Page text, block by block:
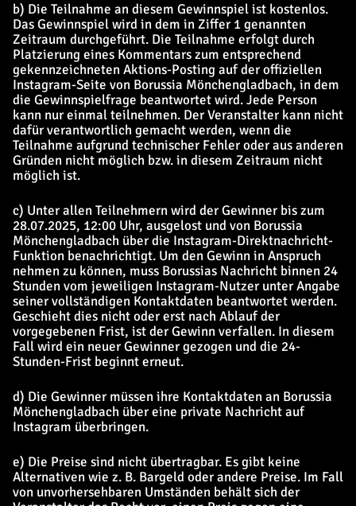
b) Die Teilnahme an diesem Gewinnspiel ist kostenlos.
Das Gewinnspiel wird in dem in Ziffer 1 genannten
Zeitraum durchgeführt. Die Teilnahme erfolgt durch
Platzierung eines Kommentars zum entsprechend
gekennzeichneten Aktions-Posting auf der offiziellen
Instagram-Seite von Borussia Mönchengladbach, in dem
die Gewinnspielfrage beantwortet wird. Jede Person
kann nur einmal teilnehmen. Der Veranstalter kann nicht
dafür verantwortlich gemacht werden, wenn die
Teilnahme aufgrund technischer Fehler oder aus anderen
Gründen nicht möglich bzw. in diesem Zeitraum nicht
möglich ist.
c) Unter allen Teilnehmern wird der Gewinner bis zum
28.07.2025, 12:00 Uhr, ausgelost und von Borussia
Mönchengladbach über die Instagram-Direktnachricht-
Funktion benachrichtigt. Um den Gewinn in Anspruch
nehmen zu können, muss Borussias Nachricht binnen 24
Stunden vom jeweiligen Instagram-Nutzer unter Angabe
seiner vollständigen Kontaktdaten beantwortet werden.
Geschieht dies nicht oder erst nach Ablauf der
vorgegebenen Frist, ist der Gewinn verfallen. In diesem
Fall wird ein neuer Gewinner gezogen und die 24-
Stunden-Frist beginnt erneut.
d) Die Gewinner müssen ihre Kontaktdaten an Borussia
Mönchengladbach über eine private Nachricht auf
Instagram überbringen.
e) Die Preise sind nicht übertragbar. Es gibt keine
Alternativen wie z. B. Bargeld oder andere Preise. Im Fall
von unvorhersehbaren Umständen behält sich der